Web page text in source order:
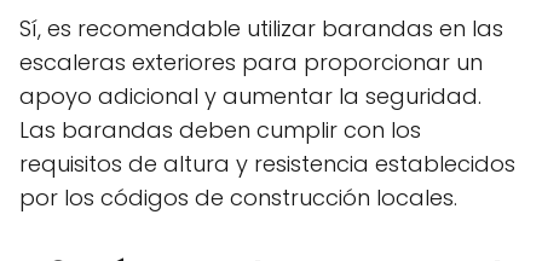
Sí, es recomendable utilizar barandas en las
escaleras exteriores para proporcionar un
apoyo adicional y aumentar la seguridad.
Las barandas deben cumplir con los
requisitos de altura y resistencia establecidos
por los códigos de construcción locales.